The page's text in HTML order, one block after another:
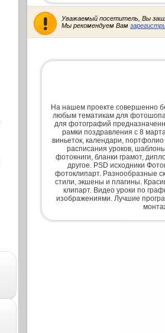
Уважаемый посетитель, Вы
Мы рекомендуем Вам
На нашем проекте совершенно
любым тематикам для
для фотографий
рамки поздравления с 8
виньеток, календари,
расписания уроков,
фотокниги, бланки грамот,
другое. PSD исходники
фотоклипарт. Разнообразные
стили, экшены и плагины.
клипарт. Видео уроки по
изображениями. Лучшие